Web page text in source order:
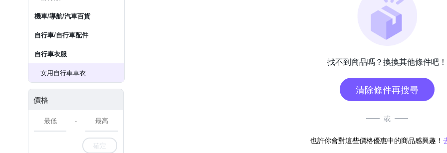
機車/導航/汽車百貨
自行車/自行車配件
自行車衣服
女用自行車車衣
價格
-
確定
找不到商品嗎？換換其他條件吧！
清除條件再搜尋
或
也許你會對這些價格優惠中的商品感興趣！